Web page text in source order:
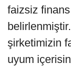
faizsiz
şirketimizin
uyum